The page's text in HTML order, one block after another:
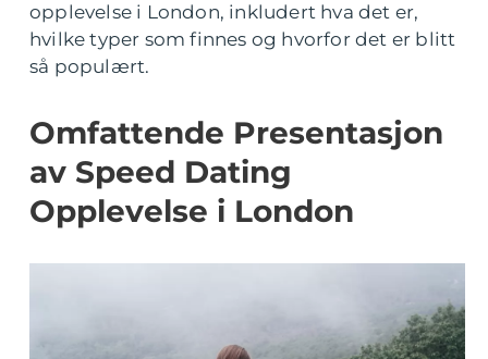
opplevelse i London, inkludert hva det er,
hvilke typer som finnes og hvorfor det er blitt
så populært.
Omfattende Presentasjon
av Speed Dating
Opplevelse i London